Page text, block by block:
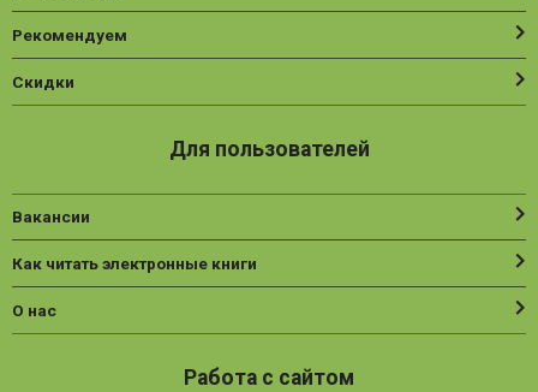
Рекомендуем
Скидки
Для пользователей
Вакансии
Как читать электронные книги
О нас
Работа с сайтом